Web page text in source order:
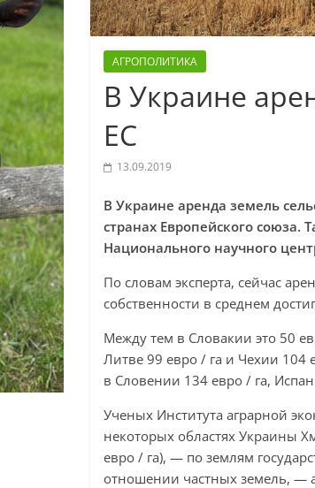
АГРОПОЛИТИКА
В Украине
ЕС
13.09.2019
В Украине аренда земель
странах Европейского союза.
Национального научного
По словам эксперта, сейчас
собственности в среднем
Между тем в Словакии это 50
Литве 99 евро / га и Чехии 104
в Словении 134 евро / га,
Ученых Института аграрной
некоторых областях Украины
евро / га), — по землям
отношении частных земель, —